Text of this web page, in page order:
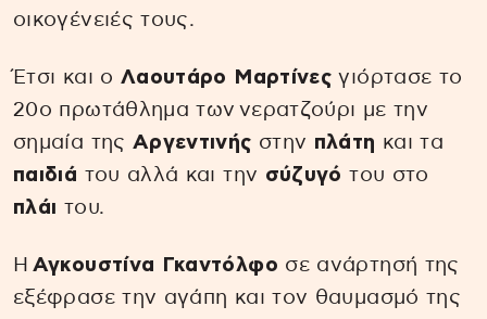
οικογένειές τους.
Έτσι και ο Λαουτάρο Μαρτίνες γιόρτασε το
20ο πρωτάθλημα των νερατζούρι με την
σημαία της Αργεντινής στην πλάτη και τα
παιδιά του αλλά και την σύζυγό του στο
πλάι του.
Η Αγκουστίνα Γκαντόλφο σε ανάρτησή της
εξέφρασε την αγάπη και τον θαυμασμό της